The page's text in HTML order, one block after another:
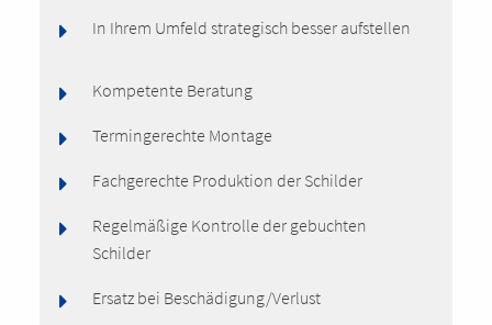
In Ihrem Umfeld strategisch besser aufstellen
Kompetente Beratung
Termingerechte Montage
Fachgerechte Produktion der Schilder
Regelmäßige Kontrolle der gebuchten
Schilder
Ersatz bei Beschädigung/Verlust